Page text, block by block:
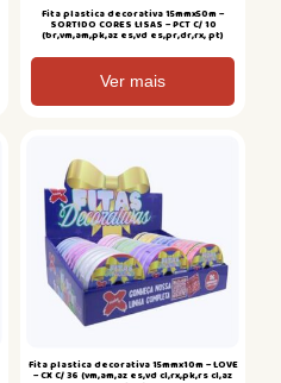
Fita plastica decorativa 15mmx50m –
SORTIDO CORES LISAS – PCT C/ 10
(br,vm,am,pk,az es,vd es,pr,dr,rx, pt)
Ver mais
Fita plastica decorativa 15mmx10m – LOVE
– CX C/ 36 (vm,am,az es,vd cl,rx,pk,rs cl,az